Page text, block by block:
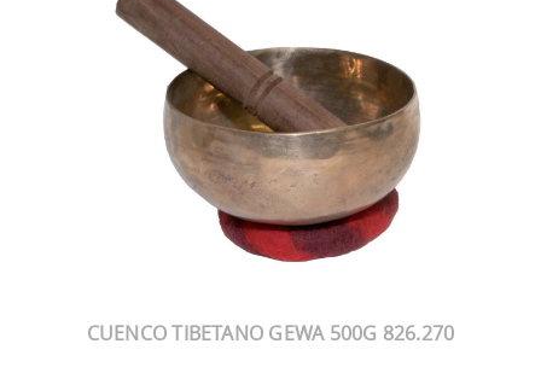
CUENCO TIBETANO GEWA 500G 826.270